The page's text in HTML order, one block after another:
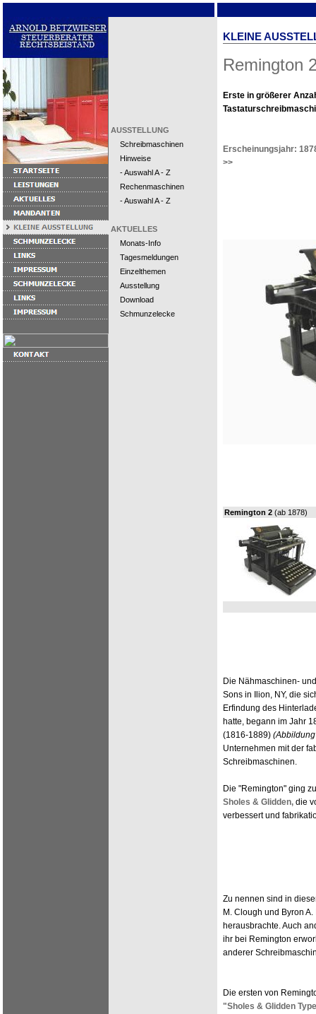
AUSSTELLUNG
Schreibmaschinen
Hinweise
- Auswahl A - Z
Rechenmaschinen
- Auswahl A - Z
AKTUELLES
Monats-Info
Tagesmeldungen
Einzelthemen
Ausstellung
Download
Schmunzelecke
KLEINE
Remington
Erste in größerer
Erscheinungsjahr:
>>
Remington 2 (ab 1878)
Die Nähmaschinen-
Sons in Ilion, NY, die
Erfindung des
hatte, begann im Jahr
(1816-1889)
Unternehmen mit der
Schreibmaschinen.
Die "Remington" ging
Sholes & Glidden, die
verbessert und
Zu nennen sind in
M. Clough und Byron
herausbrachte. Auch
ihr bei Remington
anderer
Die ersten von
"Sholes & Glidden